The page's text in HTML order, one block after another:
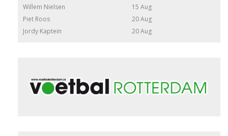
Willem Nielsen
15 Aug
Piet Roos
20 Aug
Jordy Kaptein
20 Aug